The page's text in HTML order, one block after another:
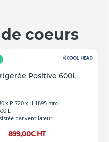
coeurs
Positive 600L
x P 720 x H 1895 mm
L
par ventilateur
899,00€HT